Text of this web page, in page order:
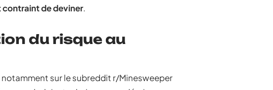
de deviner.
du risque au
sur le subreddit r/Minesweeper